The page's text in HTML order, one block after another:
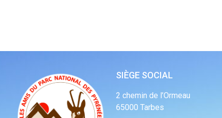
SIÈGE SOCIAL
2 chemin de l’Ormeau
65000 Tarbes